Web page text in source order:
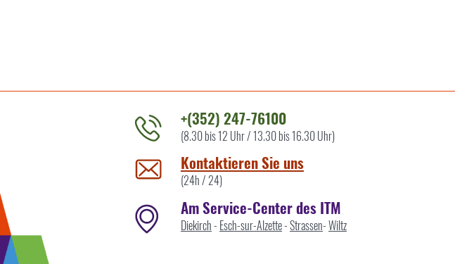
Kontaktieren
Sie
uns
+(352) 247-76100
(8.30 bis 12 Uhr / 13.30 bis 16.30 Uhr)
Kontaktieren Sie uns
(24h / 24)
Am Service-Center des ITM
Diekirch- Esch-sur-Alzette-Strassen-Wiltz